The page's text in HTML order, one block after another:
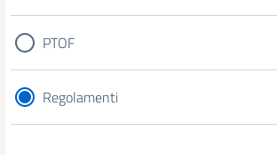
PTOF
Regolamenti